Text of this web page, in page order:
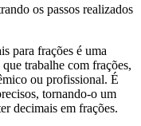
os passos realizados
para frações é uma
trabalhe com frações,
ou profissional. É
tornando-o um
decimais em frações.